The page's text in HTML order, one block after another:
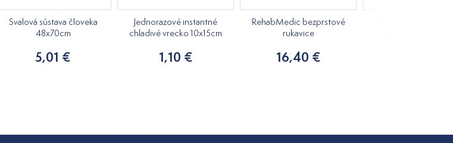
Svalová sústava človeka
48x70cm
5,01 €
Jednorazové instantné
chladivé vrecko 10x15cm
1,10 €
RehabMedic bezprstové
rukavice
16,40 €